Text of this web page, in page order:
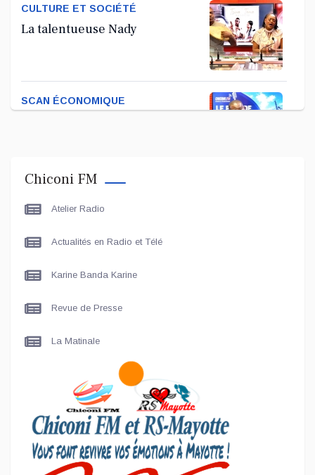
CULTURE ET SOCIÉTÉ
La talentueuse Nady
SCAN ÉCONOMIQUE
L'Association Zé Run pour le
Communes
Le grand entretien avec Le
SCAN ÉCONOMIQUE
Le président de l'association
Coup de Pouce a partagé sa
vision d'un entrepreneuriat
CULTURE ET SOCIÉTÉ
Chiconi FM
Atelier Radio
Actualités en Radio et Télé
Karine Banda Karine
Revue de Presse
La Matinale